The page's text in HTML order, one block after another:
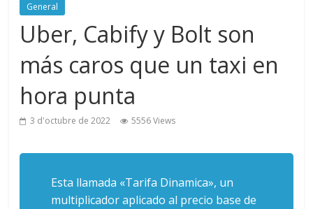
General
Uber, Cabify y Bolt son
más caros que un taxi en
hora punta
3 d'octubre de 2022 5556 Views
Esta llamada «Tarifa Dinamica», un
multiplicador aplicado al precio base de